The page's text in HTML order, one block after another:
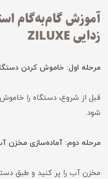
آموزش گام‌به‌گام
زدایی ZILUXE
مرحله اول: خاموش کردن
قبل از شروع، دستگاه را
شود.
مرحله دوم: آماده‌سازی مخزن
مخزن آب را پر کنید و طبق